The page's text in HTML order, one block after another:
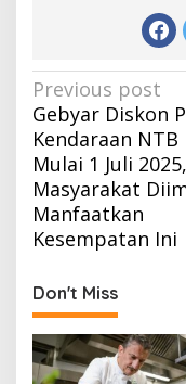
Post
navigation
Previous post
Gebyar Diskon
Kendaraan NTB
Mulai 1 Juli 2025,
Masyarakat
Manfaatkan
Kesempatan Ini
Don't Miss